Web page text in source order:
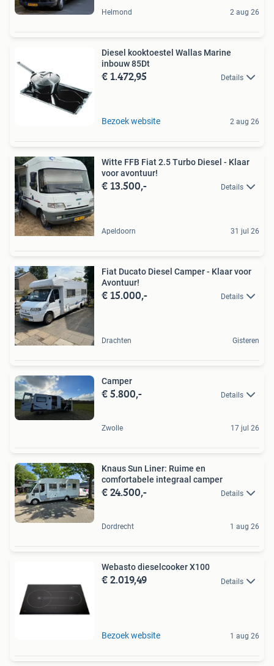
Helmond 2 aug 26
Diesel kooktoestel Wallas Marine
inbouw 85Dt
€ 1.472,95 Details
Bezoek website 2 aug 26
Witte FFB Fiat 2.5 Turbo Diesel - Klaar
voor avontuur!
€ 13.500,- Details
Apeldoorn 31 jul 26
Fiat Ducato Diesel Camper - Klaar voor
Avontuur!
€ 15.000,- Details
Drachten Gisteren
Camper
€ 5.800,- Details
Zwolle 17 jul 26
Knaus Sun Liner: Ruime en
comfortabele integraal camper
€ 24.500,- Details
Dordrecht 1 aug 26
Webasto dieselcooker X100
€ 2.019,49 Details
Bezoek website 1 aug 26